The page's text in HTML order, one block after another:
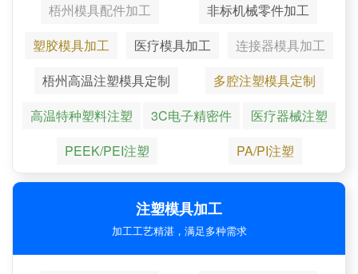
梧州模具配件加工
非标机械零件加工
塑胶模具加工
医疗模具加工
连接器模具加工
梧州高温注塑模具定制
多腔注塑模具定制
高温特种塑料注塑
3C电子精密件
医疗器械注塑
PEEK/PEI注塑
PA/PI注塑
注塑模具加工
加工工艺精湛，满足多种需求